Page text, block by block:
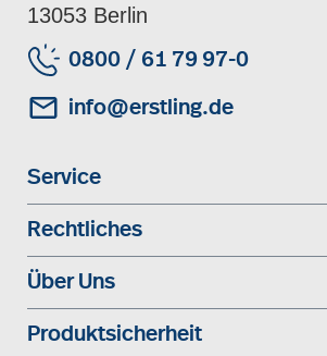
13053 Berlin
0800 / 61 79 97-0
info@erstling.de
Service
Rechtliches
Über Uns
Produktsicherheit